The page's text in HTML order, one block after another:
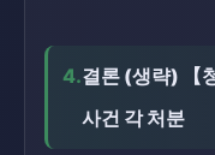
4.결론 (생략) 【
사건 각 처분